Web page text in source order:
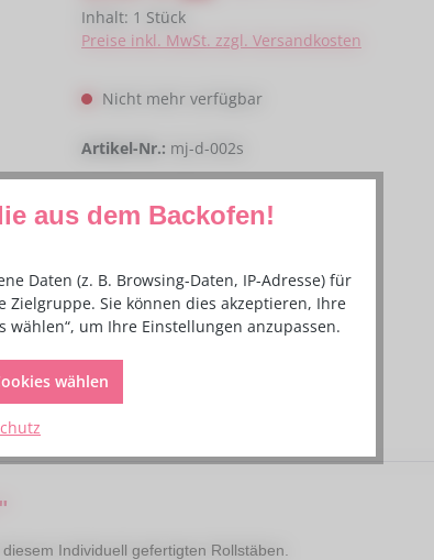
Inhalt: 1 Stück
Preise inkl. MwSt. zzgl. Versandkosten
Nicht mehr verfügbar
Artikel-Nr.: mj-d-002s
Individuell gefertigten Rollstäben.
aus dem Backofen!
Daten (z. B. Browsing-Daten, IP-Adresse) für
Sie können dies akzeptieren, Ihre
wählen“, um Ihre Einstellungen anzupassen.
wählen